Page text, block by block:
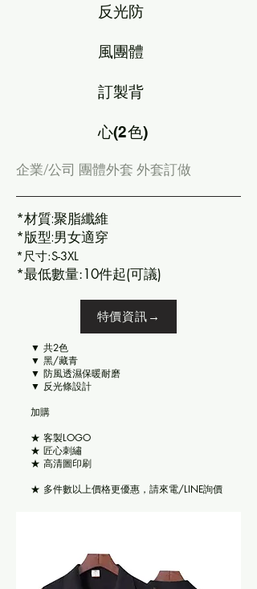
反光防
風團體
訂製背
心(2色)
企業/公司 團體外套 外套訂做
*材質:聚脂纖維
*版型:男女適穿
*尺寸:S-3XL
*最低數量:10件起(可議)
特價資訊→
▼ 共2色
▼ 黑/藏青
▼ 防風透濕保暖耐磨
▼ 反光條設計
​加購
★ 客製LOGO
★ 匠心刺繡
★ 高清圖印刷
★ 多件數以上價格更優惠，請來電/LINE詢價